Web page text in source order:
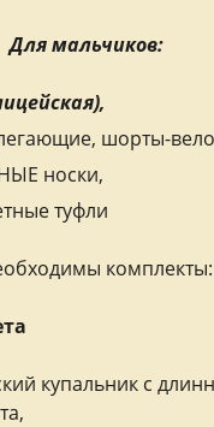
мальчиков:
цейская),
шорты-
носки,
туфли
комплекты:
купальник с